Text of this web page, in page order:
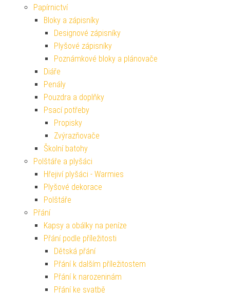
Papírnictví
Bloky a zápisníky
Designové zápisníky
Plyšové zápisníky
Poznámkové bloky a plánovače
Diáře
Penály
Pouzdra a doplňky
Psací potřeby
Propisky
Zvýrazňovače
Školní batohy
Polštáře a plyšáci
Hřejiví plyšáci - Warmies
Plyšové dekorace
Polštáře
Přání
Kapsy a obálky na peníze
Přání podle příležitosti
Dětská přání
Přání k dalším příležitostem
Přání k narozeninám
Přání ke svatbě